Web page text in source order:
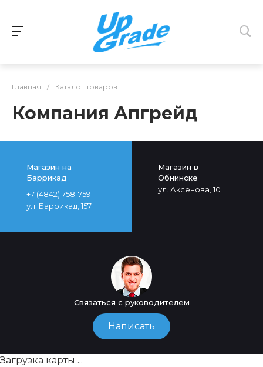
Главная / Каталог товаров
Компания Апгрейд
Магазин на
Баррикад
+7 (4842) 758-759
ул. Баррикад, 157
Магазин в
Обнинске
ул. Аксенова, 10
Связаться с руководителем
Написать
Загрузка карты ...